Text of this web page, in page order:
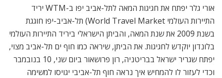
אורי גלר יפתח את חגיגות המאה לתל-אביב יפו ב-WTM יריד
התיירות העולמי World Travel Market) תל-אביב-יפו חוגגת
בשנת 2009 את שנת המאה, והביתן הישראלי ביריד התיירות העולמי
בלונדון יוקדש לחגיגות. את הביתן, שיראה כמו חוף ים תל-אביב מצוי,
יפתח שגריר ישראל בבריטניה, רון פרושאור ביום שני, 10 בנובמבר
וכדי לעזור לו להמחיש איך נראה חוף תל-אביבי יגויסו למשימה